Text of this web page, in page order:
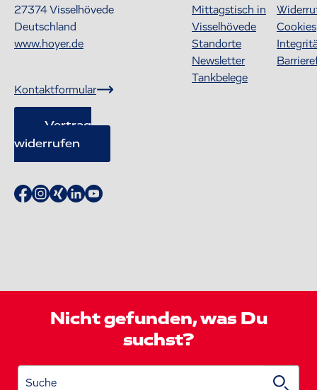
27374Visselhövede
Deutschland
www.hoyer.de
Kontaktformular
Vertrag
widerrufen
Mittagstisch in
Visselhövede
Standorte
Newsletter
Tankbelege
Cookies
Nicht gefunden, was Du
suchst?
Suche